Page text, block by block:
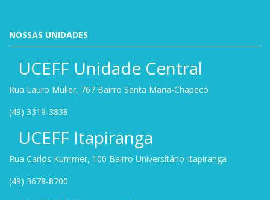
NOSSAS UNIDADES
UCEFF Unidade Central
Rua Lauro Müller, 767 Bairro Santa Maria-Chapecó
(49) 3319-3838
UCEFF Itapiranga
Rua Carlos Kummer, 100 Bairro Universitário-Itapiranga
(49) 3678-8700